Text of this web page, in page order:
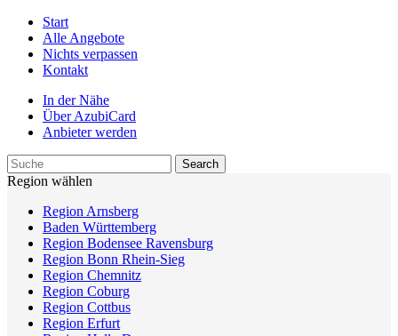
Start
Alle Angebote
Nichts verpassen
Kontakt
In der Nähe
Über AzubiCard
Anbieter werden
Region wählen
Region Arnsberg
Baden Württemberg
Region Bodensee Ravensburg
Region Bonn Rhein-Sieg
Region Chemnitz
Region Coburg
Region Cottbus
Region Erfurt